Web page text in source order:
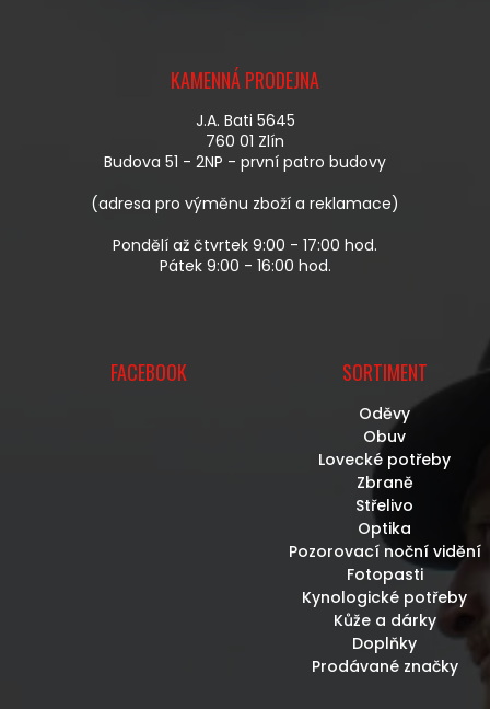
KAMENNÁ PRODEJNA
J.A. Bati 5645
760 01 Zlín
Budova 51 - 2NP - první patro budovy
(adresa pro výměnu zboží a reklamace)
Pondělí až čtvrtek 9:00 - 17:00 hod.
Pátek 9:00 - 16:00 hod.
FACEBOOK SORTIMENT
Oděvy
Obuv
Lovecké potřeby
Zbraně
Střelivo
Optika
Pozorovací noční vidění
Fotopasti
Kynologické potřeby
Kůže a dárky
Doplňky
Prodávané značky